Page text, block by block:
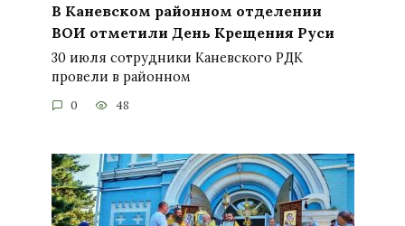
В Каневском районном отделении
ВОИ отметили День Крещения Руси
30 июля сотрудники Каневского РДК
провели в районном
0 48